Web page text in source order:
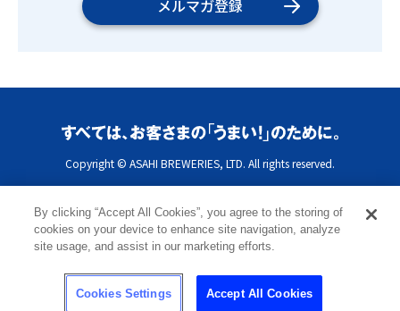
メルマガ登録
Copyright © ASAHI BREWERIES, LTD. All rights reserved.
By clicking “Accept All Cookies”, you agree to the storing of
cookies on your device to enhance site navigation, analyze
site usage, and assist in our marketing efforts.
Cookies Settings Accept All Cookies